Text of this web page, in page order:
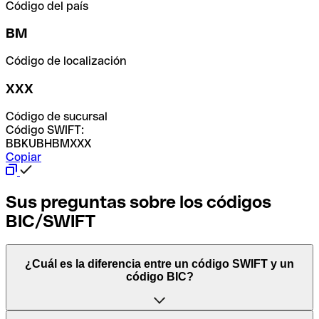
Código del país
BM
Código de localización
XXX
Código de sucursal
Código SWIFT:
BBKUBHBMXXX
Copiar
Sus preguntas sobre los códigos
BIC/SWIFT
¿Cuál es la diferencia entre un código SWIFT y un
código BIC?